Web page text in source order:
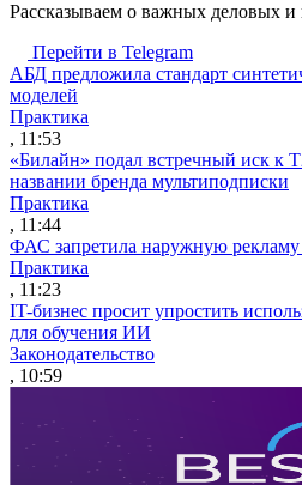
Рассказываем о важных деловых
Перейти в Telegram
АБД предложила стандарт
моделей
Практика
, 11:53
«Билайн» подал встречный иск к
названии бренда мультиподписки
Практика
, 11:44
ФАС запретила наружную рекламу
Практика
, 11:23
IT-бизнес просит упростить
для обучения ИИ
Законодательство
, 10:59